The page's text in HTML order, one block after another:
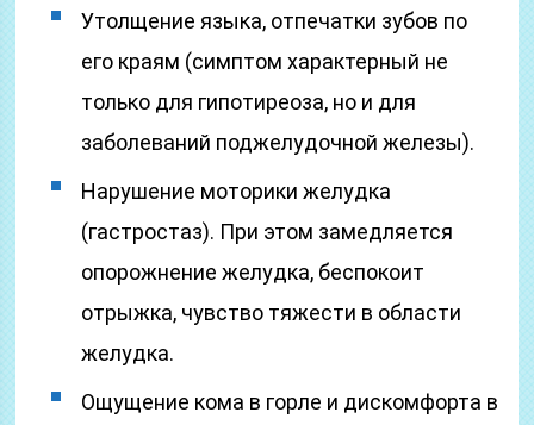
Утолщение языка, отпечатки зубов по
его краям (симптом характерный не
только для гипотиреоза, но и для
заболеваний поджелудочной железы).
Нарушение моторики желудка
(гастростаз). При этом замедляется
опорожнение желудка, беспокоит
отрыжка, чувство тяжести в области
желудка.
Ощущение кома в горле и дискомфорта в